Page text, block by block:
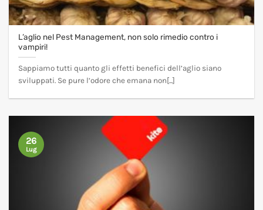
L’aglio nel Pest Management, non solo rimedio contro i
vampiri!
Sappiamo tutti quanto gli effetti benefici dell’aglio siano
sviluppati. Se pure l’odore che emana non[...]
26
Lug